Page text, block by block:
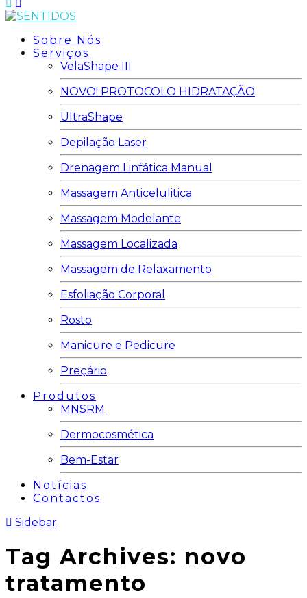
Sobre Nós
Serviços
VelaShape III
NOVO! PROTOCOLO HIDRATAÇÃO
UltraShape
Depilação Laser
Drenagem Linfática Manual
Massagem Anticelulitica
Massagem Modelante
Massagem Localizada
Massagem de Relaxamento
Esfoliação Corporal
Rosto
Manicure e Pedicure
Preçário
Produtos
MNSRM
Dermocosmética
Bem-Estar
Notícias
Contactos
Sidebar
Tag Archives: novo
tratamento